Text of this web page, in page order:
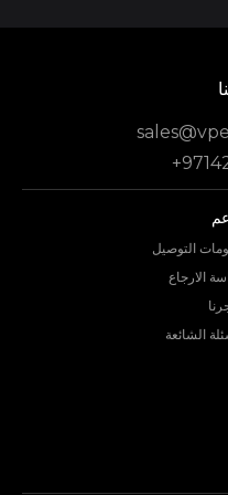
التوصيل
الارجاع
الشائعة